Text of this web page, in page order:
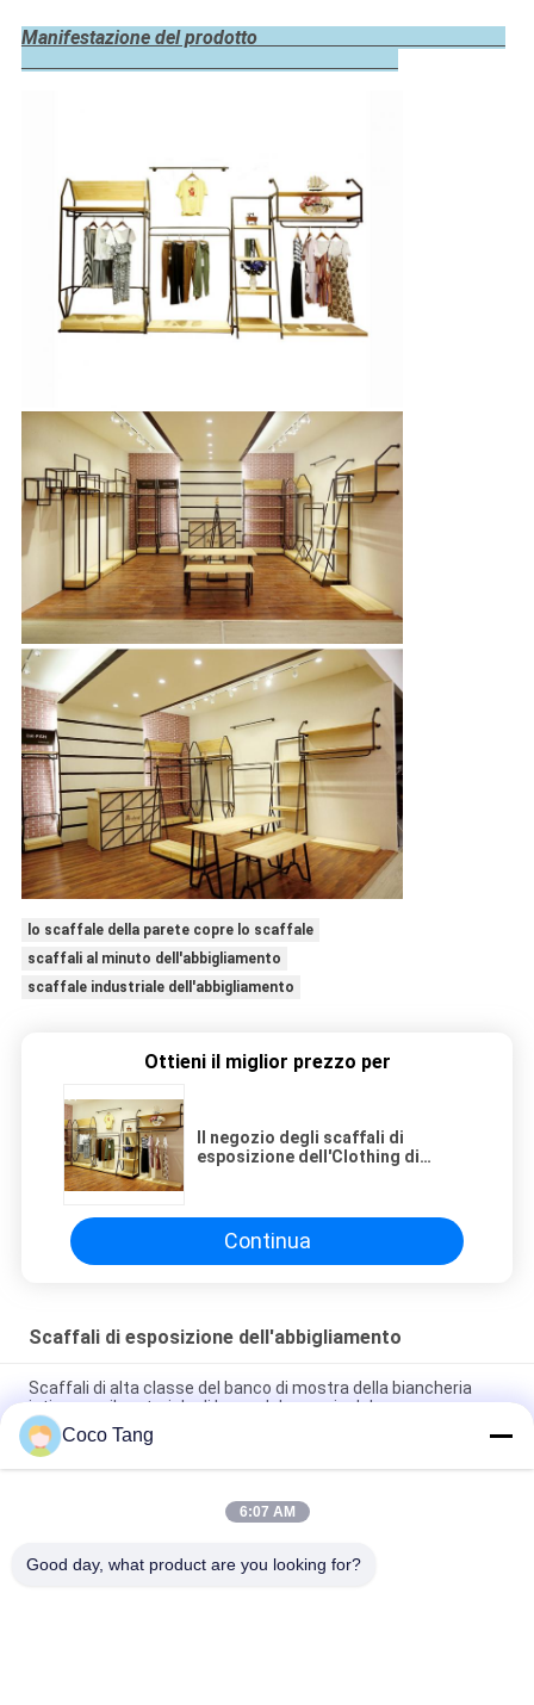
Manifestazione del prodotto
lo scaffale della parete copre lo scaffale
scaffali al minuto dell'abbigliamento
scaffale industriale dell'abbigliamento
Ottieni il miglior prezzo per
Il negozio degli scaffali di
esposizione dell'Clothing di
scaffale
Continua
Scaffali di esposizione dell'abbigliamento
Scaffali di alta classe del banco di mostra della biancheria
intima per il materiale di legno del negozio del panno
Scaffali di esposizione variopinti dell'abbigliamento della
biancheria intima con il Governo 1200*400*2000mm
Scaffali di esposizione al minuto di legno dell'abbigliamento di
Coco Tang
6:07 AM
Good day, what product are you looking for?